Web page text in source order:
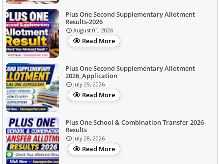
Plus One Second Supplementary Allotment
Results-2026
August 01, 2026
Read More
Plus One Second Supplementary Allotment
2026_Application
July 29, 2026
Read More
Plus One School & Combination Transfer 2026-
Results
July 28, 2026
Read More